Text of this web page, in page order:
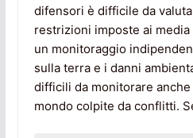
difensori è difficile da
restrizioni imposte ai media
un monitoraggio
sulla terra e i danni
difficili da monitorare
mondo colpite da conflitti.